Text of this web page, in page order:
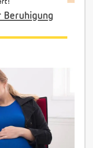
Beruhigung